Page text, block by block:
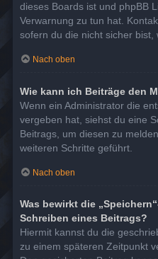
dieses Boards ist und phpBB
Verwarnung zu tun hat.
sofern du die nicht sicher
Nach oben
Wie kann ich Beiträge den
Wenn ein Administrator die
vergeben hat, siehst du eine
Beitrags, um diesen zu
weiteren Schritte geführt.
Nach oben
Was bewirkt die
Schreiben eines Beitrags?
Hiermit kannst du die
zu einem späteren Zeitpunkt